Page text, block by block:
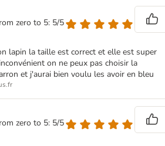
zero to 5: 5/5
lapin la taille est correct et elle est super
on ne peux pas choisir la
et j'aurai bien voulu les avoir en bleu
zero to 5: 5/5